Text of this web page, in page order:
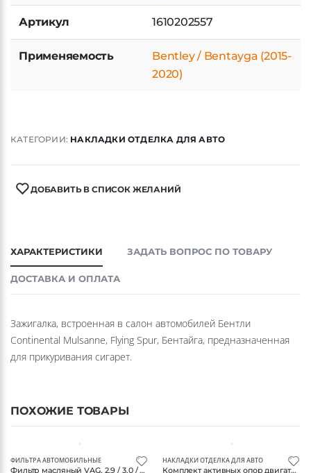
Артикул 1610202557
Применяемость
Bentley / Bentayga (2015-
2020)
КАТЕГОРИИ: НАКЛАДКИ ОТДЕЛКА ДЛЯ АВТО
ДОБАВИТЬ В СПИСОК ЖЕЛАНИЙ
ХАРАКТЕРИСТИКИ ЗАДАТЬ ВОПРОС ПО ТОВАРУ
ДОСТАВКА И ОПЛАТА
Зажигалка, встроенная в салон автомобилей Бентли
Continental Mulsanne, Flying Spur, Бентайга, предназначенная
для прикуривания сигарет.
ПОХОЖИЕ ТОВАРЫ
ФИЛЬТРА АВТОМОБИЛЬНЫЕ
Фильтр масляный VAG, 2.9 / 3.0 / 4.0 бензин, оригинал
НАКЛАДКИ ОТДЕЛКА ДЛЯ АВТО
Комплект активных опор двигателя для Bentley Bentayga 2015–2020 гг. выпуска (4M0199256BH, 4M0199255BH)